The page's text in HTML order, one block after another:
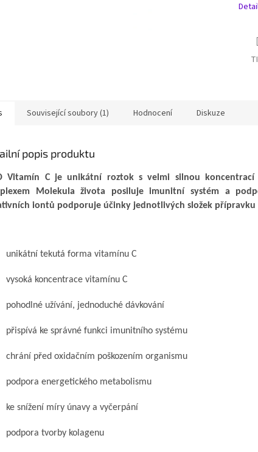
Související soubory (1) Hodnocení Diskuze
popis produktu
Vitamín C je unikátní roztok s velmi silnou
Molekula života posiluje imunitní systém a
iontů podporuje účinky jednotlivých složek
unikátní tekutá forma vitamínu C
vysoká koncentrace vitamínu C
pohodlné užívání, jednoduché dávkování
přispívá ke správné funkci imunitního systému
chrání před oxidačním poškozením organismu
podpora energetického metabolismu
ke snížení míry únavy a vyčerpání
podpora tvorby kolagenu